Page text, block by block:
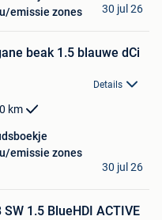
emissie zones
30 jul 26
beak 1.5 blauwe dCi
Details
km
emissie zones
30 jul 26
SW 1.5 BlueHDI ACTIVE